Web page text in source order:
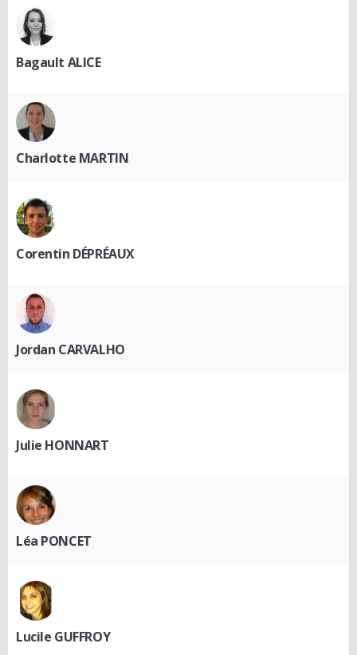
Bagault ALICE
Charlotte MARTIN
Corentin DÉPRÉAUX
Jordan CARVALHO
Julie HONNART
Léa PONCET
Lucile GUFFROY